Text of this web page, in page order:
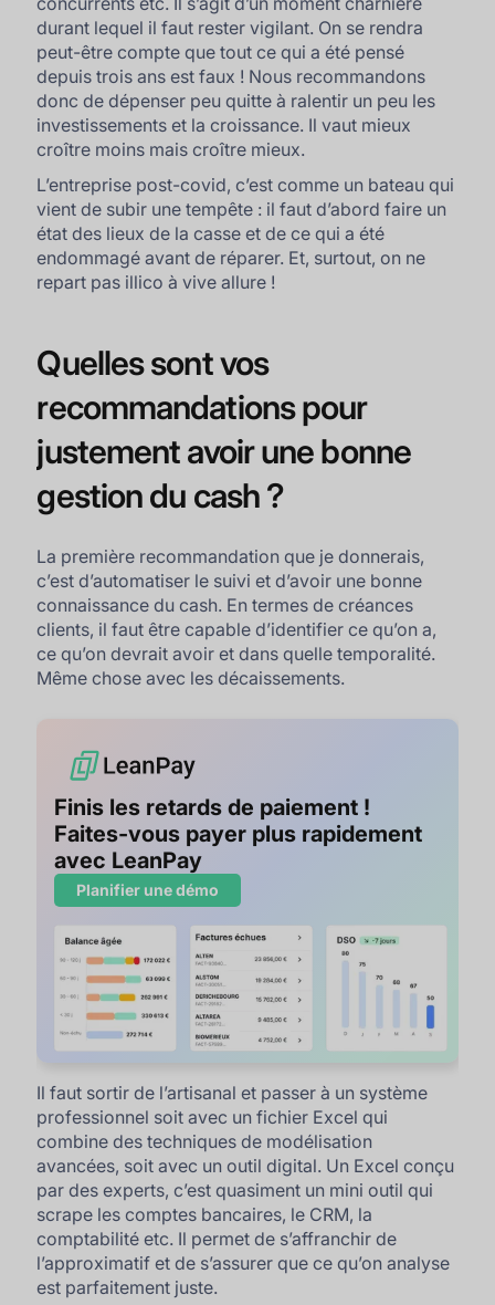
durant lequel il faut rester vigilant. On se rendra
peut-être compte que tout ce qui a été pensé
depuis trois ans est faux ! Nous recommandons
donc de dépenser peu quitte à ralentir un peu les
investissements et la croissance. Il vaut mieux
croître moins mais croître mieux.
L’entreprise post-covid, c’est comme un bateau qui
vient de subir une tempête : il faut d’abord faire un
état des lieux de la casse et de ce qui a été
endommagé avant de réparer. Et, surtout, on ne
repart pas illico à vive allure !
Quelles sont vos
recommandations pour
justement avoir une bonne
gestion du cash ?
La première recommandation que je donnerais,
c’est d’automatiser le suivi et d’avoir une bonne
connaissance du cash. En termes de créances
clients, il faut être capable d’identifier ce qu’on a,
ce qu’on devrait avoir et dans quelle temporalité.
Même chose avec les décaissements.
Finis les retards de paiement !
Faites-vous payer plus rapidement
avec LeanPay
Planifier une démo
Il faut sortir de l’artisanal et passer à un système
professionnel soit avec un fichier Excel qui
combine des techniques de modélisation
avancées, soit avec un outil digital. Un Excel conçu
par des experts, c’est quasiment un mini outil qui
scrape les comptes bancaires, le CRM, la
comptabilité etc. Il permet de s’affranchir de
l’approximatif et de s’assurer que ce qu’on analyse
est parfaitement juste.